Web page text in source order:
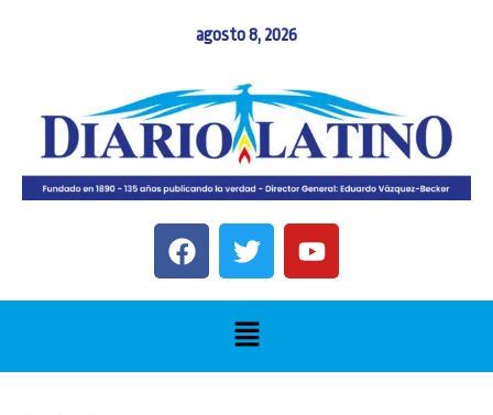
agosto 8, 2026